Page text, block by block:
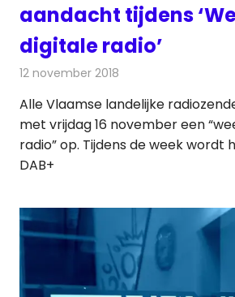
aandacht tijdens
digitale radio’
12 november 2018
Alle Vlaamse landelijke
met vrijdag 16 november een
radio” op. Tijdens de week wordt
DAB+